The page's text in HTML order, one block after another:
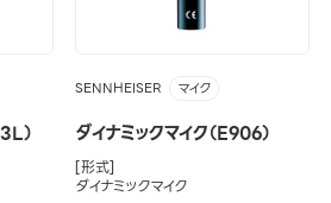
）
SENNHEISER マイク
ダイナミックマイク（E906）
[形式]
ダイナミックマイク